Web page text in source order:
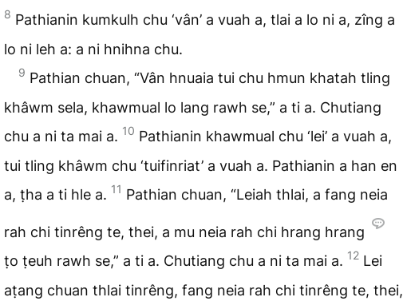
8 Pathianin kumkulh chu ‘vân’ a vuah a, tlai a lo ni a, zîng a
lo ni leh a: a ni hnihna chu.
9 Pathian chuan, “Vân hnuaia tui chu hmun khatah tling
khâwm sela, khawmual lo lang rawh se,” a ti a. Chutiang
chu a ni ta mai a. 10 Pathianin khawmual chu ‘lei’ a vuah a,
tui tling khâwm chu ‘tuifinriat’ a vuah a. Pathianin a han en
a, ṭha a ti hle a. 11 Pathian chuan, “Leiah thlai, a fang neia
rah chi tinrêng te, thei, a mu neia rah chi hrang hrang
ṭo ṭeuh rawh se,” a ti a. Chutiang chu a ni ta mai a. 12 Lei
aṭang chuan thlai tinrêng, fang neia rah chi tinrêng te, thei,